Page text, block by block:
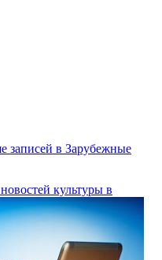
записей в Зарубежные
культуры в